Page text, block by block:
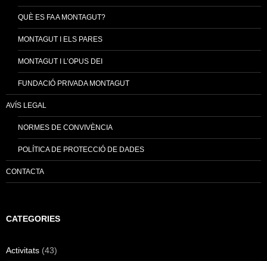
QUÈ ES FA A MONTAGUT?
MONTAGUT I ELS PARES
MONTAGUT I L’OPUS DEI
FUNDACIÓ PRIVADA MONTAGUT
AVÍS LEGAL
NORMES DE CONVIVÈNCIA
POLÍTICA DE PROTECCIÓ DE DADES
CONTACTA
CATEGORIES
Activitats (43)